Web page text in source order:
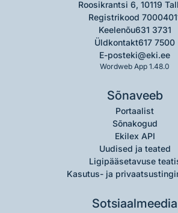
Roosikrantsi 6, 10119
Registrikood
Keelenõu631 3731
Üldkontakt617 7500
E-posteki@eki.ee
Wordweb App 1.48.0
Sõnaveeb
Portaalist
Sõnakogud
Ekilex API
Uudised ja teated
Ligipääsetavuse
Kasutus- ja
Sotsiaalmeedia